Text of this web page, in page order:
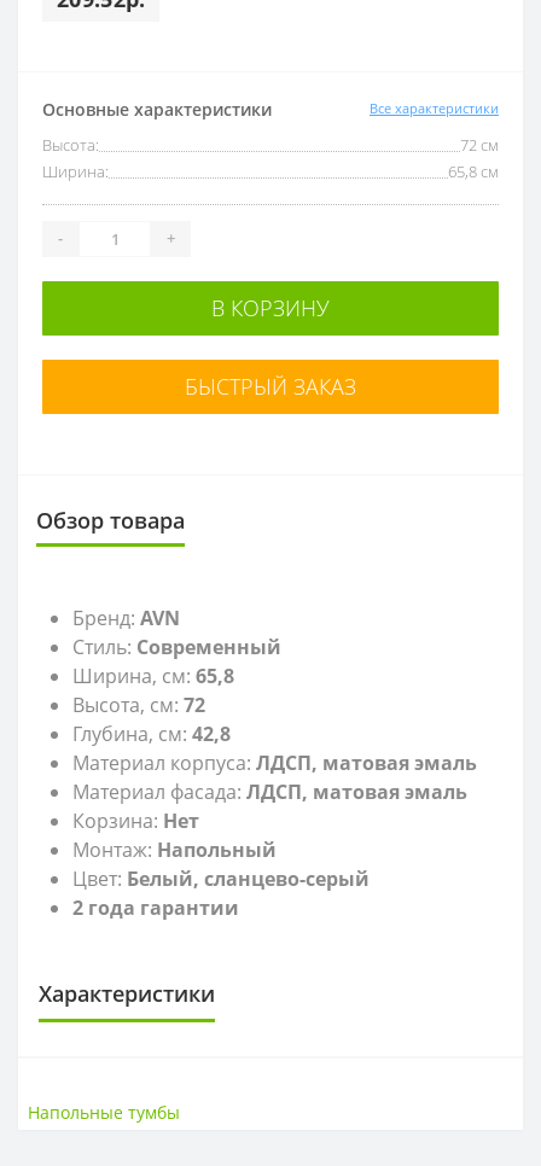
Основные характеристики Все характеристики
Высота:
72 см
Ширина:
65,8 см
- +
В КОРЗИНУ
БЫСТРЫЙ ЗАКАЗ
Обзор товара
Бренд: AVN
Стиль: Современный
Ширина, см: 65,8
Высота, см: 72
Глубина, см: 42,8
Материал корпуса: ЛДСП, матовая эмаль
Материал фасада: ЛДСП, матовая эмаль
Корзина: Нет
Монтаж: Напольный
Цвет: Белый, сланцево-серый
2 года гарантии
Характеристики
Высота
Напольные тумбы